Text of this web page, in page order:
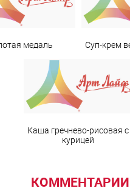
медаль Суп-крем
Каша гречнево-рисовая с
курицей
КОММЕНТАРИИ